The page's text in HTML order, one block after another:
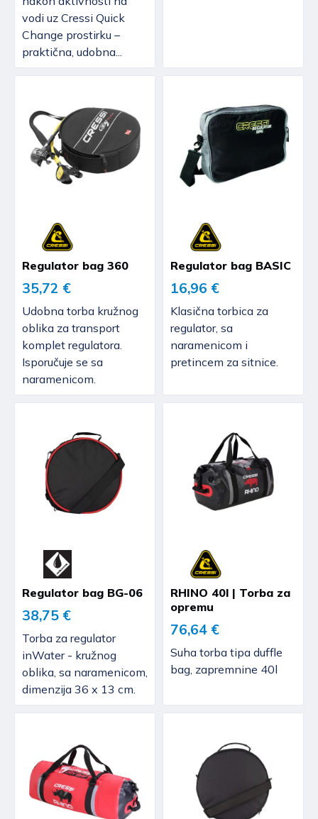
vodi uz Cressi Quick
Change prostirku –
praktična, udobna...
Regulator bag 360
35,72 €
Udobna torba kružnog
oblika za transport
komplet regulatora.
Isporučuje se sa
naramenicom.
Regulator bag BASIC
16,96 €
Klasična torbica za
regulator, sa
naramenicom i
pretincem za sitnice.
Regulator bag BG-06
38,75 €
Torba za regulator
inWater - kružnog
oblika, sa naramenicom,
dimenzija 36 x 13 cm.
RHINO 40l | Torba za
opremu
76,64 €
Suha torba tipa duffle
bag, zapremnine 40l